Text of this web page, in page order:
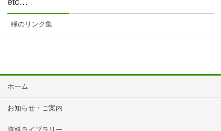
etc…
緑のリンク集
ホーム
お知らせ・ご案内